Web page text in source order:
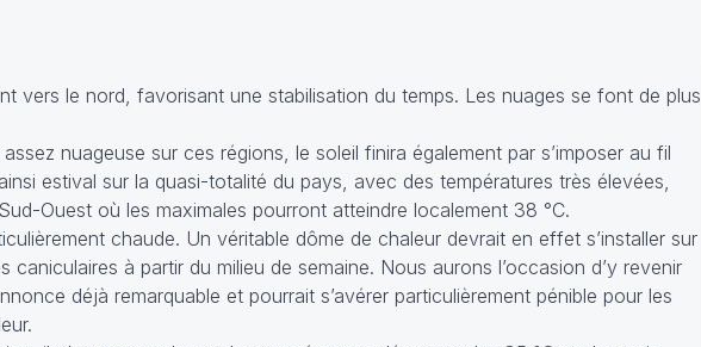
vers le nord, favorisant une stabilisation du temps. Les nuages se font de plus
nuageuse sur ces régions, le soleil finira également par s’imposer au fil
estival sur la quasi-totalité du pays, avec des températures très élevées,
Ouest où les maximales pourront atteindre localement 38 °C.
chaude. Un véritable dôme de chaleur devrait en effet s’installer sur
caniculaires à partir du milieu de semaine. Nous aurons l’occasion d’y revenir
déjà remarquable et pourrait s’avérer particulièrement pénible pour les